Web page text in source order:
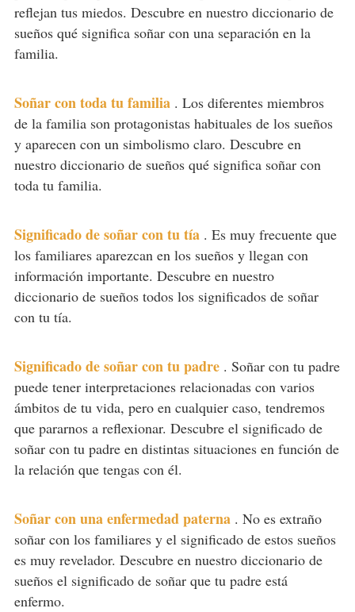
reflejan tus miedos. Descubre en nuestro diccionario de
sueños qué significa soñar con una separación en la
familia.
Soñar con toda tu familia . Los diferentes miembros
de la familia son protagonistas habituales de los sueños
y aparecen con un simbolismo claro. Descubre en
nuestro diccionario de sueños qué significa soñar con
toda tu familia.
Significado de soñar con tu tía . Es muy frecuente que
los familiares aparezcan en los sueños y llegan con
información importante. Descubre en nuestro
diccionario de sueños todos los significados de soñar
con tu tía.
Significado de soñar con tu padre . Soñar con tu padre
puede tener interpretaciones relacionadas con varios
ámbitos de tu vida, pero en cualquier caso, tendremos
que pararnos a reflexionar. Descubre el significado de
soñar con tu padre en distintas situaciones en función de
la relación que tengas con él.
Soñar con una enfermedad paterna . No es extraño
soñar con los familiares y el significado de estos sueños
es muy revelador. Descubre en nuestro diccionario de
sueños el significado de soñar que tu padre está
enfermo.